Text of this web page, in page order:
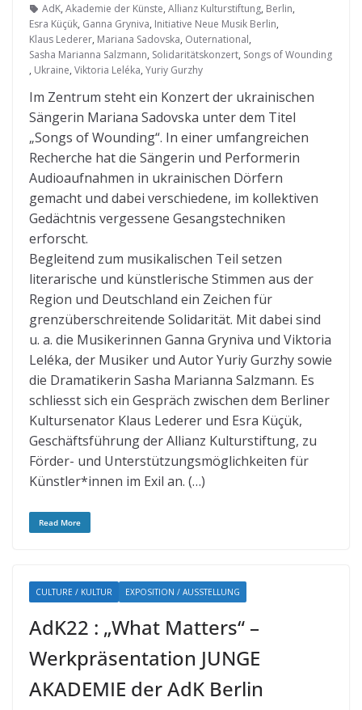
AdK, Akademie der Künste, Allianz Kulturstiftung, Berlin,
Esra Küçük, Ganna Gryniva, Initiative Neue Musik Berlin,
Klaus Lederer, Mariana Sadovska, Outernational,
Sasha Marianna Salzmann, Solidaritätskonzert, Songs of Wounding
, Ukraine, Viktoria Leléka, Yuriy Gurzhy
Im Zentrum steht ein Konzert der ukrainischen
Sängerin Mariana Sadovska unter dem Titel
„Songs of Wounding“. In einer umfangreichen
Recherche hat die Sängerin und Performerin
Audioaufnahmen in ukrainischen Dörfern
gemacht und dabei verschiedene, im kollektiven
Gedächtnis vergessene Gesangstechniken
erforscht.
Begleitend zum musikalischen Teil setzen
literarische und künstlerische Stimmen aus der
Region und Deutschland ein Zeichen für
grenzüberschreitende Solidarität. Mit dabei sind
u. a. die Musikerinnen Ganna Gryniva und Viktoria
Leléka, der Musiker und Autor Yuriy Gurzhy sowie
die Dramatikerin Sasha Marianna Salzmann. Es
schliesst sich ein Gespräch zwischen dem Berliner
Kultursenator Klaus Lederer und Esra Küçük,
Geschäftsführung der Allianz Kulturstiftung, zu
Förder- und Unterstützungsmöglichkeiten für
Künstler*innen im Exil an. (…)
Read More
CULTURE / KULTUR EXPOSITION / AUSSTELLUNG
AdK22 : „What Matters“ –
Werkpräsentation JUNGE
AKADEMIE der AdK Berlin